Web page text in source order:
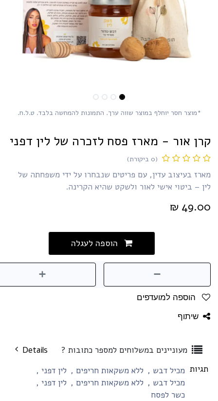
*מוצר חסר יוחלף במוצר שווה ערך. התמונות להמחשה בלבד. ט.ל.ח.
אור - מארז פסח לזכרה של לין דפני
(0 ביקורת)
בעיצוב עדין, עם פריטים שנבחרו על ידי משפחתה של
– ביטוי אישי לאור ולשקט שהיא הקרינה.
₪
הוספה לעגלה
הוספה למועדפים
שיתוף
מעוניינים במשלוחים למספר כתובות ?
Details
מכיל דבש, ללא משקאות חריפים, לין דפני,
מכיל דבש, ללא משקאות חריפים, לין דפני,
כשר לפסח